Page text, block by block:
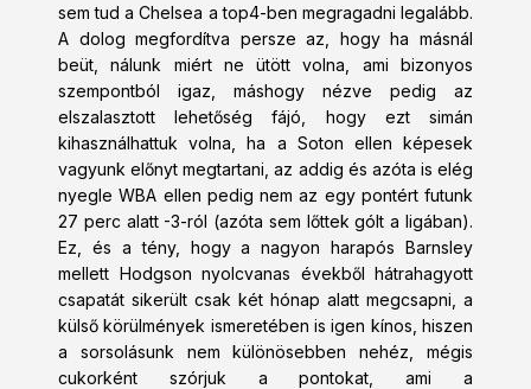
sem tud a Chelsea a top4-ben megragadni legalább.
A dolog megfordítva persze az, hogy ha másnál
beüt, nálunk miért ne ütött volna, ami bizonyos
szempontból igaz, máshogy nézve pedig az
elszalasztott lehetőség fájó, hogy ezt simán
kihasználhattuk volna, ha a Soton ellen képesek
vagyunk előnyt megtartani, az addig és azóta is elég
nyegle WBA ellen pedig nem az egy pontért futunk
27 perc alatt -3-ról (azóta sem lőttek gólt a ligában).
Ez, és a tény, hogy a nagyon harapós Barnsley
mellett Hodgson nyolcvanas évekből hátrahagyott
csapatát sikerült csak két hónap alatt megcsapni, a
külső körülmények ismeretében is igen kínos, hiszen
a sorsolásunk nem különösebben nehéz, mégis
cukorként szórjuk a pontokat, ami a